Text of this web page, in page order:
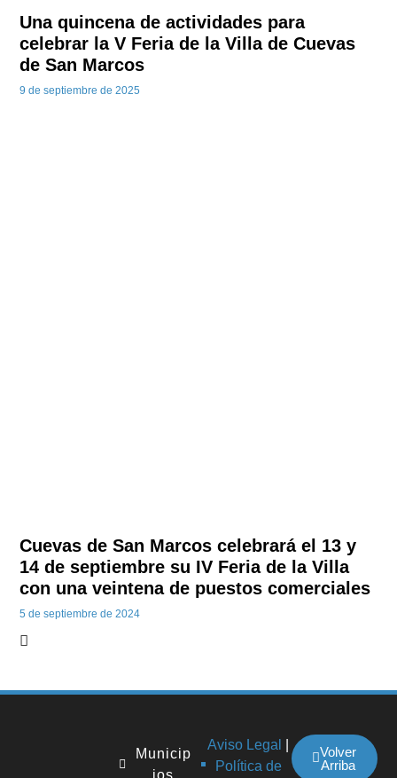
Una quincena de actividades para
celebrar la V Feria de la Villa de Cuevas
de San Marcos
9 de septiembre de 2025
Cuevas de San Marcos celebrará el 13 y
14 de septiembre su IV Feria de la Villa
con una veintena de puestos comerciales
5 de septiembre de 2024
Municip
ios
Aviso Legal
Política de
Volver
Arriba